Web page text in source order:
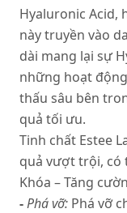
Hyaluronic Acid,
này truyền vào
dài mang lại sự
những hoạt
thấu sâu bên
quả tối ưu.
Tinh chất Estee
quả vượt trội, có
Khóa – Tăng
-Phá vỡ: Phá vỡ